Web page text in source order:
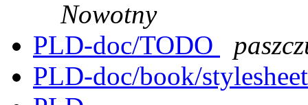
Nowotny
PLD-doc/TODO
PLD-doc/book/